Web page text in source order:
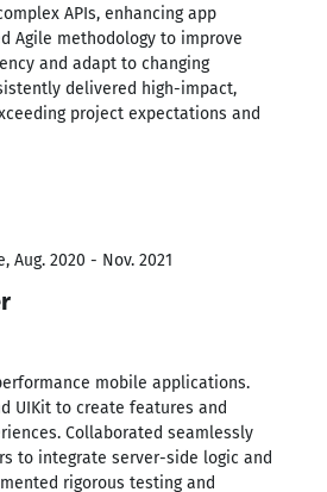
APIs, enhancing app
Agile methodology to improve
and adapt to changing
delivered high-impact,
project expectations and
Aug. 2020 - Nov. 2021
mobile applications.
UIKit to create features and
Collaborated seamlessly
to integrate server-side logic and
rigorous testing and